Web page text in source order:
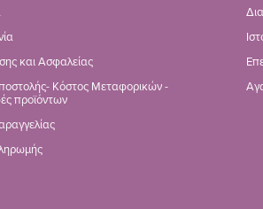
και Ασφαλείας
Κόστος Μεταφορικών -
προϊόντων